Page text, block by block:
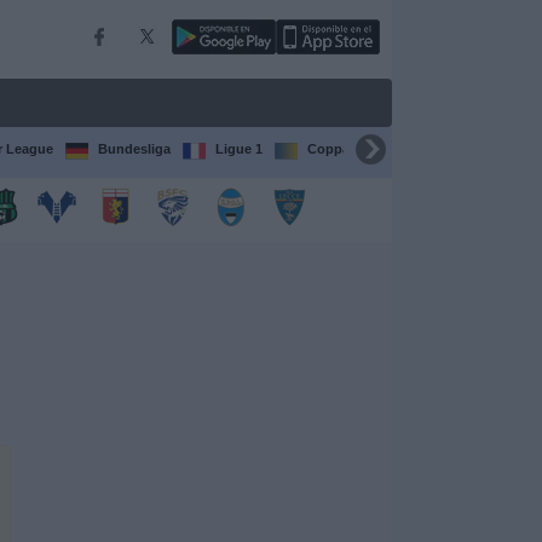
League Bundesliga Ligue 1 Coppa del Mondo FIFA per club